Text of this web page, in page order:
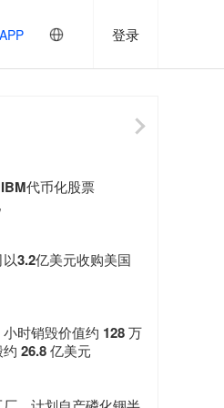
登录
代币化股票
3.2亿美元收购美国
时销毁价值约 128 万
26.8 亿美元